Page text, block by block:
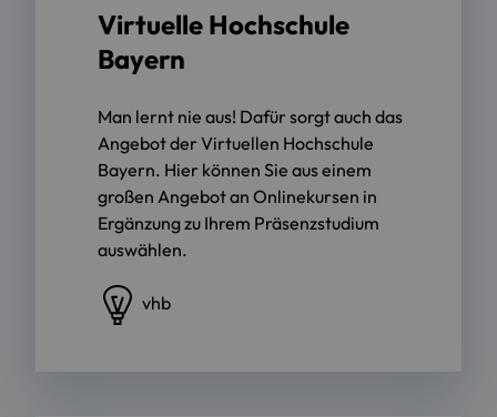
Virtuelle Hochschule
Bayern
Man lernt nie aus! Dafür sorgt auch das
Angebot der Virtuellen Hochschule
Bayern. Hier können Sie aus einem
großen Angebot an Onlinekursen in
Ergänzung zu Ihrem Präsenzstudium
auswählen.
vhb